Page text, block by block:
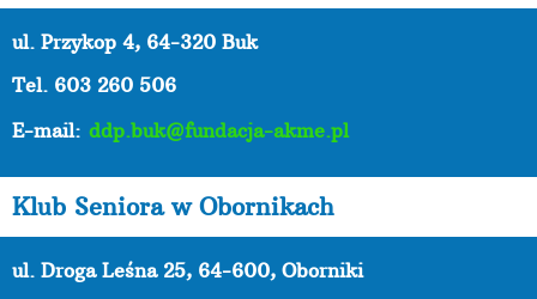
ul. Przykop 4, 64-320 Buk
Tel. 603 260 506
E-mail: ddp.buk@fundacja-akme.pl
Klub Seniora w Obornikach
ul. Droga Leśna 25, 64-600, Oborniki